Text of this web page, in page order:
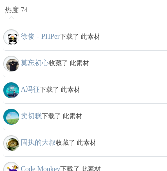
热度 74
徐俊 - PHPer下载了 此素材
莫忘初心收藏了 此素材
A冯征下载了 此素材
卖切糕下载了 此素材
固执的大叔收藏了 此素材
Code Monkey下载了 此素材